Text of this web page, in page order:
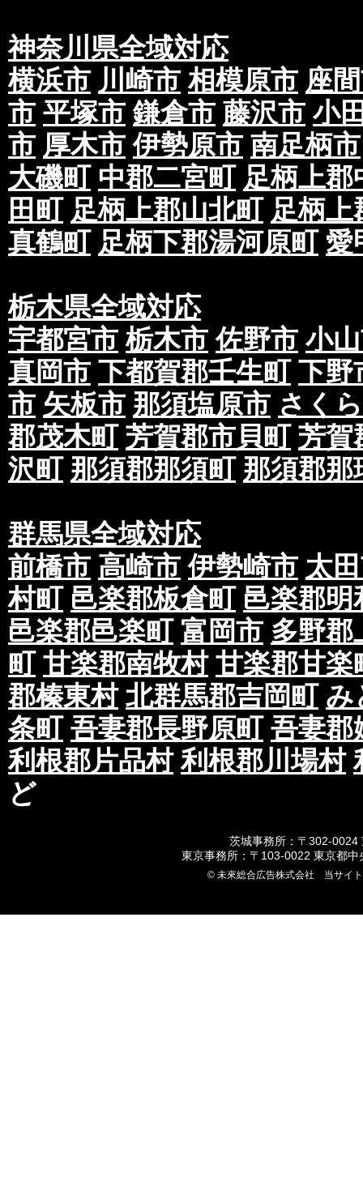
神奈川県全域対応
横浜市 川崎市 相模原市 座
市 平塚市 鎌倉市 藤沢市 小
市 厚木市 伊勢原市 南足柄市
大磯町 中郡二宮町 足柄上郡
田町 足柄上郡山北町 足柄上
真鶴町 足柄下郡湯河原町 愛
栃木県全域対応
宇都宮市 栃木市 佐野市 小
真岡市 下都賀郡壬生町 下野
市 矢板市 那須塩原市 さく
郡茂木町 芳賀郡市貝町 芳賀
沢町 那須郡那須町 那須郡那
群馬県全域対応
前橋市 高崎市 伊勢崎市 太
村町 邑楽郡板倉町 邑楽郡明
邑楽郡邑楽町 富岡市 多野郡
町 甘楽郡南牧村 甘楽郡甘楽
郡榛東村 北群馬郡吉岡町 み
条町 吾妻郡長野原町 吾妻郡
利根郡片品村 利根郡川場村
ど
茨城事務所：〒302-0024
東京事務所：〒103-0022 東京都
© 未來総合広告株式会社 当サイ